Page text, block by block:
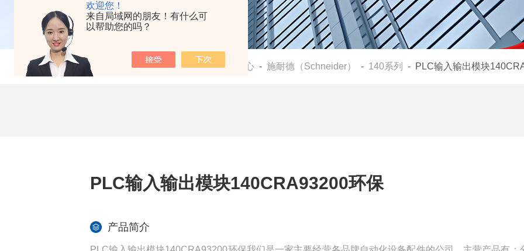
欢迎您！
来自局域网的朋友！有什么可
以帮助您的吗？
当前位置：首页-产品中心 - 施耐德（Schneider） - 140系列 - PLC输入输出模块
PLC输入输出模块140CRA93200环保
产品简介